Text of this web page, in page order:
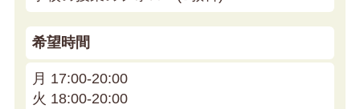
希望時間
月 17:00-20:00
火 18:00-20:00